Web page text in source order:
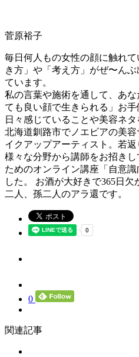
菅原裕子
毎日何人もの女性の顔に触れ
き方」や「考え方」がぜ〜ん
ています。
私の言葉や施術を通して、あ
ても良い顔で生きられる」お手
日々感じていることや美容ネタ
北海道釧路市でノエビアの美
イクアップアーティスト。若返
様々な分野から講師をお招き
ためのオンライン講座「自意
した。 お酒が大好きで365日
二人、孫二人のアラ還です。
0
関連記事